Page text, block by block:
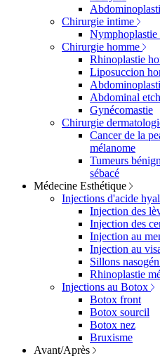
Chirurgie intime
Nymphoplastie
Chirurgie homme
Rhinoplastie
Liposuccion
Abdominal
Gynécomastie
Chirurgie
Cancer de la
mélanome
Tumeurs
sébacé
Médecine Esthétique
Injections d'acide
Injection des
Injection des
Injection au
Injection au
Sillons
Rhinoplastie
Injections au Botox
Botox front
Botox sourcil
Botox nez
Bruxisme
Avant/Après